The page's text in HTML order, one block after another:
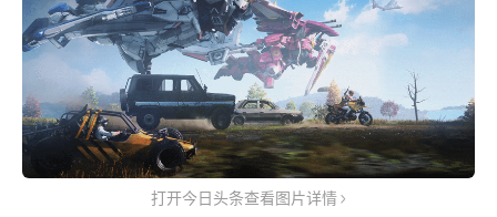
打开今日头条查看图片详情